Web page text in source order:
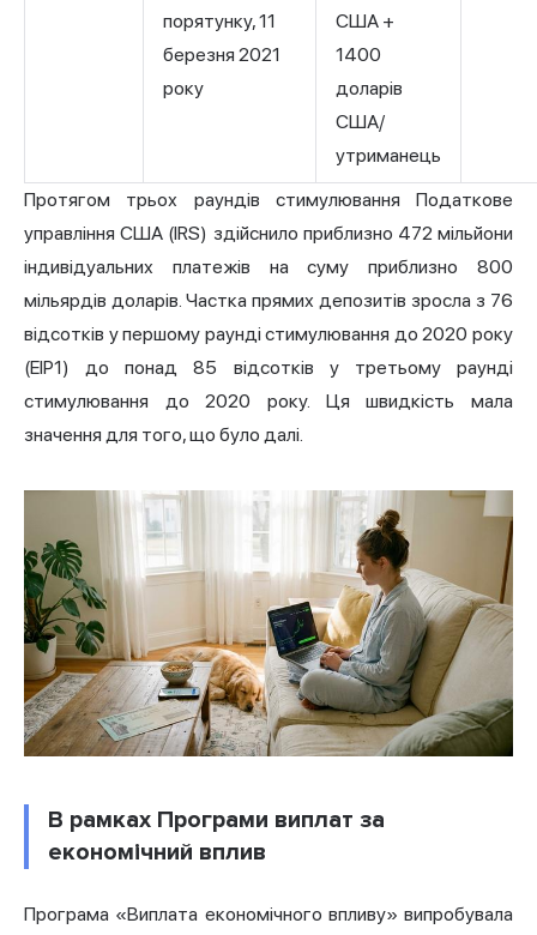
порятунку, 11
березня 2021
року
США +
1400
доларів
США/
утриманець
Протягом трьох раундів стимулювання Податкове
управління США (IRS) здійснило приблизно 472 мільйони
індивідуальних платежів на суму приблизно 800
мільярдів доларів. Частка прямих депозитів зросла з 76
відсотків у першому раунді стимулювання до 2020 року
(EIP1) до понад 85 відсотків у третьому раунді
стимулювання до 2020 року. Ця швидкість мала
значення для того, що було далі.
В рамках Програми виплат за
економічний вплив
Програма «Виплата економічного впливу» випробувала